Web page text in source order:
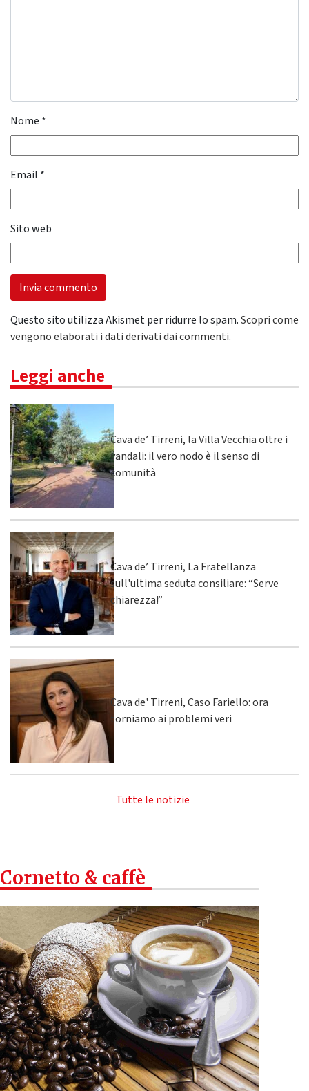
Nome *
Email *
Sito web
Questo sito utilizza Akismet per ridurre lo spam.Scopri come
vengono elaborati i dati derivati dai commenti.
Leggi anche
Cava de’ Tirreni, la Villa Vecchia oltre i
vandali: il vero nodo è il senso di
comunità
Cava de’ Tirreni, La Fratellanza
sull'ultima seduta consiliare: “Serve
chiarezza!”
Cava de' Tirreni, Caso Fariello: ora
torniamo ai problemi veri
Tutte le notizie
Cornetto & caffè